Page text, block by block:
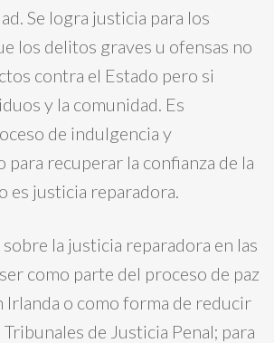
Se logra justicia para los
los delitos graves u ofensas no
contra el Estado pero si
y la comunidad. Es
de indulgencia y
recuperar la confianza de la
es justicia reparadora.
la justicia reparadora en las
como parte del proceso de paz
Irlanda o como forma de reducir
de Justicia Penal; para